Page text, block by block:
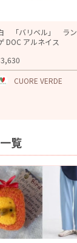
「バリベル」 ラン
DOC アルネイス
3,630
CUORE VERDE
覧